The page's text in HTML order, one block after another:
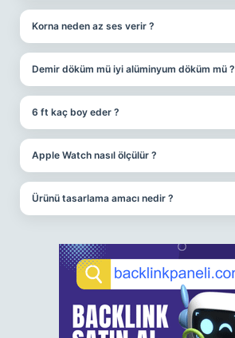
Korna neden az ses verir ?
Demir döküm mü iyi alüminyum döküm mü ?
6 ft kaç boy eder ?
Apple Watch nasıl ölçülür ?
Ürünü tasarlama amacı nedir ?